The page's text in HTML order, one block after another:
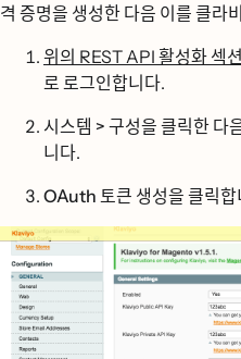
격 증명을 생성한 다음 이를
위의 REST API 활성화
로 로그인합니다.
시스템 > 구성을 클릭한
니다.
OAuth 토큰 생성을